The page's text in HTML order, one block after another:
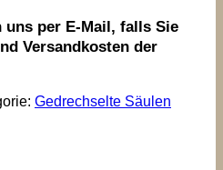
uns per E-Mail, falls Sie
Versandkosten der
Gedrechselte Säulen